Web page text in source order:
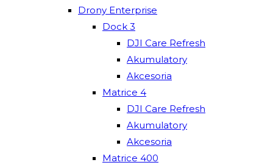
Drony Enterprise
Dock 3
DJI Care Refresh
Akumulatory
Akcesoria
Matrice 4
DJI Care Refresh
Akumulatory
Akcesoria
Matrice 400